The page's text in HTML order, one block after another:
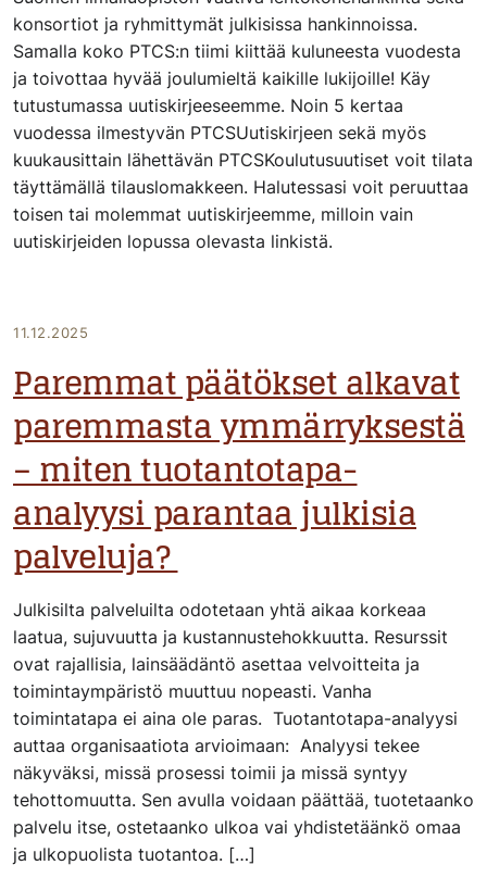
konsortiot ja ryhmittymät julkisissa hankinnoissa.
Samalla koko PTCS:n tiimi kiittää kuluneesta vuodesta
ja toivottaa hyvää joulumieltä kaikille lukijoille! Käy
tutustumassa uutiskirjeeseemme. Noin 5 kertaa
vuodessa ilmestyvän PTCSUutiskirjeen sekä myös
kuukausittain lähettävän PTCSKoulutusuutiset voit tilata
täyttämällä tilauslomakkeen. Halutessasi voit peruuttaa
toisen tai molemmat uutiskirjeemme, milloin vain
uutiskirjeiden lopussa olevasta linkistä.
11.12.2025
Paremmat päätökset alkavat
paremmasta ymmärryksestä
– miten tuotantotapa-
analyysi parantaa julkisia
palveluja?
Julkisilta palveluilta odotetaan yhtä aikaa korkeaa
laatua, sujuvuutta ja kustannustehokkuutta. Resurssit
ovat rajallisia, lainsäädäntö asettaa velvoitteita ja
toimintaympäristö muuttuu nopeasti. Vanha
toimintatapa ei aina ole paras. Tuotantotapa-analyysi
auttaa organisaatiota arvioimaan: Analyysi tekee
näkyväksi, missä prosessi toimii ja missä syntyy
tehottomuutta. Sen avulla voidaan päättää, tuotetaanko
palvelu itse, ostetaanko ulkoa vai yhdistetäänkö omaa
ja ulkopuolista tuotantoa. […]